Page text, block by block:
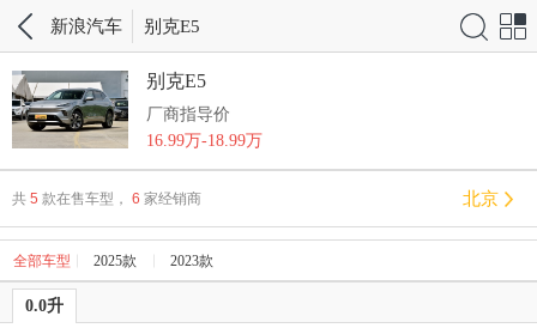
新浪汽车 别克E5 搜索 网站
别克E5
厂商指导价
16.99万-18.99万
北京
共 5 款在售车型， 6 家经销商
全部车型 2025款 2023款
0.0升